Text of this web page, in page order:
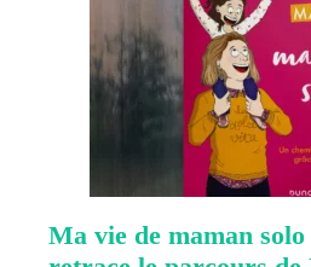
Ma vie de maman